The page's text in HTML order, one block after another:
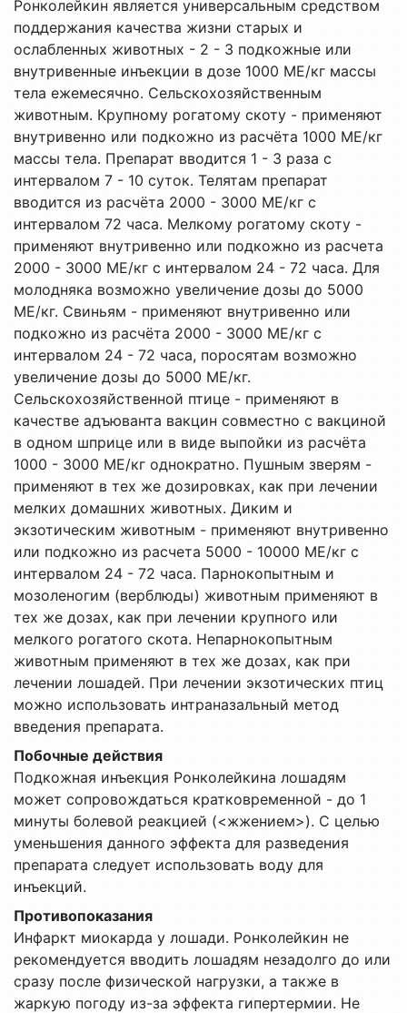
Побочные действия
Подкожная инъекция Ронколейкина лошадям
может сопровождаться кратковременной - до 1
минуты болевой реакцией (<жжением>). С целью
уменьшения данного эффекта для разведения
препарата следует использовать воду для
инъекций.
Противопоказания
Инфаркт миокарда у лошади. Ронколейкин не
рекомендуется вводить лошадям незадолго до или
сразу после физической нагрузки, а также в
жаркую погоду из-за эффекта гипертермии. Не